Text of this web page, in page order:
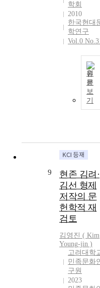
학회
2010
한국현대
학연구
Vol.0
원
문
보
기
9
현존 김려·
김선 형제
저작의 문
헌학적 재
검토
김영진 ( Kim
Young-jin )
고려대학
민족문화
구원
2023